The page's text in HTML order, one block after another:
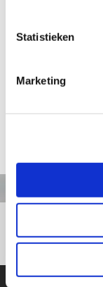
Statistieken
Marketing
Artikelnummer: